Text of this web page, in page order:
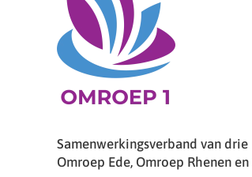
Samenwerkingsverband van
Omroep Ede, Omroep Rhenen